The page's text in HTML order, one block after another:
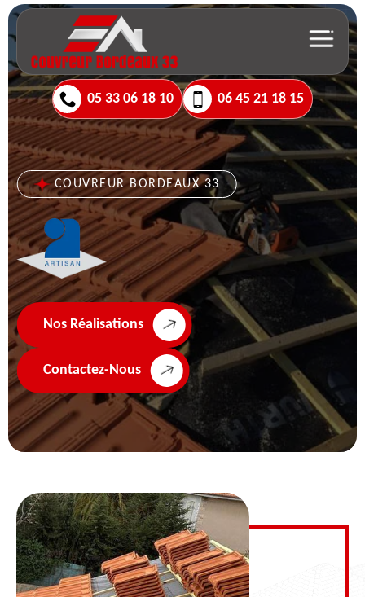
05 33 06 18 10 06 45 21 18 15
COUVREUR BORDEAUX 33
Nos Réalisations
Contactez-Nous